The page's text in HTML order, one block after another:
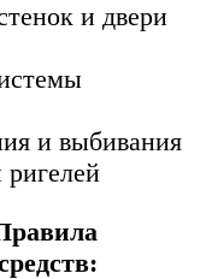
и двери
и выбивания